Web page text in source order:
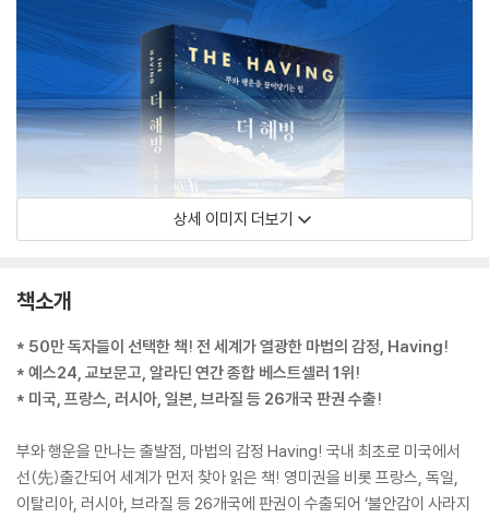
상세 이미지 더보기
책소개
* 50만 독자들이 선택한 책! 전 세계가 열광한 마법의 감정, Having!
* 예스24, 교보문고, 알라딘 연간 종합 베스트셀러 1위!
* 미국, 프랑스, 러시아, 일본, 브라질 등 26개국 판권 수출!
부와 행운을 만나는 출발점, 마법의 감정 Having! 국내 최초로 미국에서ㅤ
선(先)출간되어 세계가 먼저 찾아 읽은 책! 영미권을 비롯 프랑스, 독일,
이탈리아, 러시아, 브라질 등 26개국에 판권이 수출되어 ‘불안감이 사라지